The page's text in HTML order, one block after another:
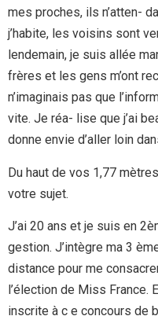
mes proches, ils n’atten-
j’habite, les voisins sont
lendemain, je suis allée
frères et les gens m’ont
n’imaginais pas que
vite. Je réa- lise que j’ai
donne envie d’aller loin
Du haut de vos 1,77
votre sujet.
J’ai 20 ans et je suis en
gestion. J’intègre ma 3
distance pour me
l’élection de Miss France.
inscrite à c e concours de